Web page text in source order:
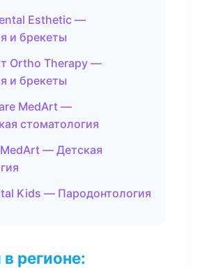
Esthetic —
и брекеты
Ortho Therapy —
и брекеты
MedArt —
стоматология
— Детская
Kids — Пародонтология
регионе: